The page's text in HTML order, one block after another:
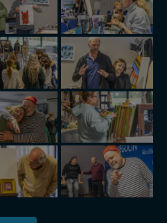
usługi (przekazanie
przekazanie danych
typu: nocleg, czartery,
i funkcjonalności
.
jest: Agencja
Borkowska, z siedzibą ul.
Możesz z nami
tejstrony.
dostępu do swoich
lub usunięcia,
Pamiętaj jednak, że nie
zrealizowanie Twoich